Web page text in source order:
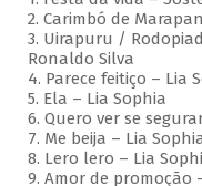
2. Carimbó de
3. Uirapuru /
Ronaldo Silva
4. Parece feitiço – Lia
5. Ela – Lia Sophia
6. Quero ver se
7. Me beija – Lia
8. Lero lero – Lia
9. Amor de promoção